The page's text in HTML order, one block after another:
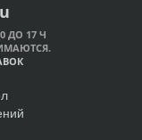
ДО 17 Ч